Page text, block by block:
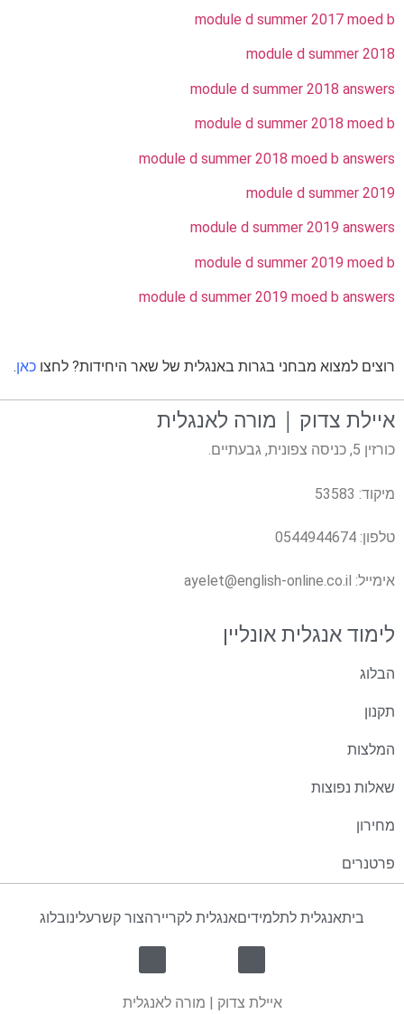
module d summer 2017 moed b
module d summer 2018
module d summer 2018 answers
module d summer 2018 moed b
module d summer 2018 moed b answers
module d summer 2019
module d summer 2019 answers
module d summer 2019 moed b
module d summer 2019 moed b answers
רוצים למצוא מבחני בגרות באנגלית של שאר היחידות? לחצו כאן.
לימוד אנגלית אונליין
הבלוג
תקנון
המלצות
שאלות נפוצות
מחירון
פרטנרים
איילת צדוק | מורה לאנגלית
כורזין 5, כניסה צפונית, גבעתיים.
מיקוד: 53583
טלפון: 0544944674
אימייל: ayelet@english-online.co.il
ביתאנגלית לתלמידיםאנגלית לקריירהצור קשרעלינובלוג
איילת צדוק | מורה לאנגלית